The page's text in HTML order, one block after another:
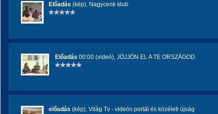
Előadás (kép), Nagycenk klub
Előadás 00:00 (videó), JÖJJÖN EL A TE ORSZÁGOD
előadás (kép), Világ Tv - videós portál és közéleti újság